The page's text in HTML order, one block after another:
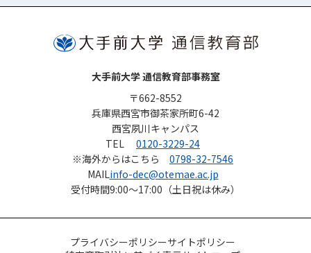
大手前大学 通信教育部事務室
〒662-8552
兵庫県西宮市御茶家所町6-42
西宮夙川キャンパス
TEL
0120-3229-24
※海外からはこちら 0798-32-7546
MAILinfo-dec@otemae.ac.jp
受付時間9:00～17:00（土日祝は休み）
プライバシーポリシーサイトポリシー